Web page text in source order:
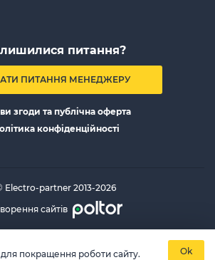
питання?
ПИТАННЯ МЕНЕДЖЕРУ
згоди та публічна оферта
конфіденційності
Electro-partner 2013-2026
сайтів
покращення роботи сайту. Ok